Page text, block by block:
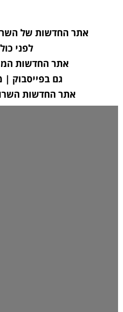
אתר החדשות של
לפני
אתר החדשות
גם בפייסבוק | מאז
אתר החדשות השרון
לחצו כאן